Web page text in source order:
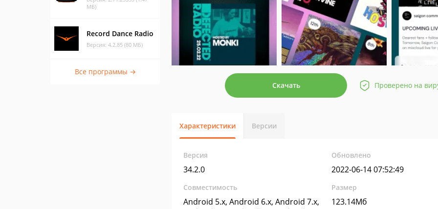
МБ)
Record Dance Radio
Версия: 4.2.85 (80 МБ)
Все программы →
Скачать Проверено на
Характеристики Версии
Версия
34.2.0
Обновлено
2022-06-14 07:52:49
Совместимость
Android 5.x, Android 6.x, Android 7.x,
Размер
123.14Мб